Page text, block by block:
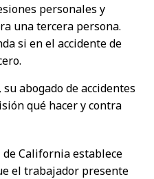
personales y
una tercera persona.
si en el accidente de
abogado de accidentes
qué hacer y contra
California establece
el trabajador presente